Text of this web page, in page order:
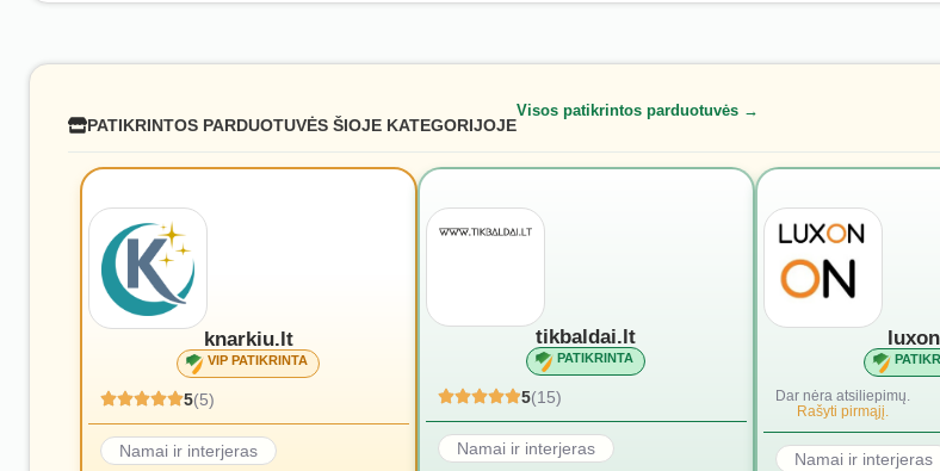
PATIKRINTOS PARDUOTUVĖS ŠIOJE KATEGORIJOJE
Visos patikrintos parduotuvės →
knarkiu.lt
VIP PATIKRINTA
5(5)
Namai ir interjeras
tikbaldai.lt
PATIKRINTA
5(15)
Namai ir interjeras
Dar nėra atsiliepimų.
Rašyti pirmąjį.
Namai ir interjeras